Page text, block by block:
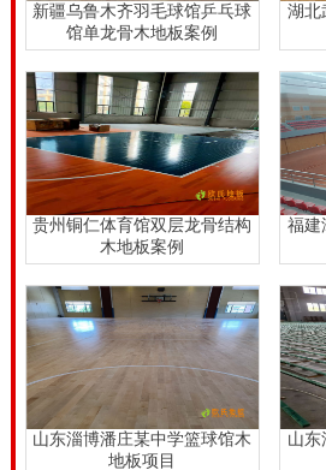
会触碰到运动场馆，那麼运动场
你掌握吗？运动场馆拼装地板是
种，是较为传统式的实木板拼装
装地板。体育竞赛木地板规定达
多功能性、维护多功能性、技术
场运动地板造价是的多少？。
专业的风雨操场运动地板造价是
理的相关健身运动木地板的举报
例所涉及到的篮球赛篮球赛
实木
动木地板车漆裂开等产品质量问
地板安裝技术性相关健身运动木
人脚底的地面上的关联不一样.因
新疆乌鲁木齐羽毛球馆乒乓球
馆单龙骨木地板案例
湖北
贵州铜仁体育馆双层龙骨结构
木地板案例
福建
山东淄博潘庄某中学篮球馆木
地板项目
山东